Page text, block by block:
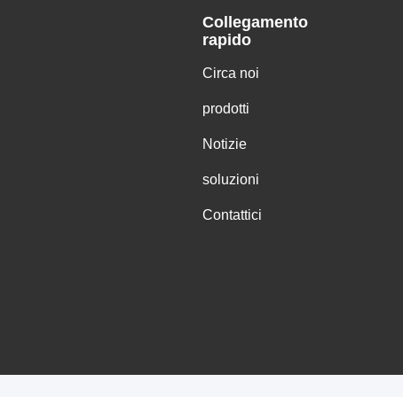
Collegamento
rapido
Circa noi
prodotti
Notizie
soluzioni
Contattici